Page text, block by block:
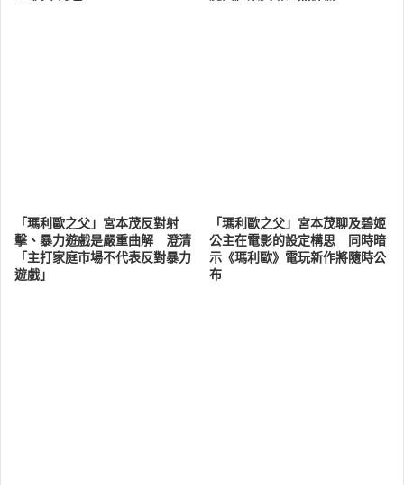
「瑪利歐之父」宮本茂反對射
擊、暴力遊戲是嚴重曲解 澄清
「主打家庭市場不代表反對暴力
遊戲」
「瑪利歐之父」宮本茂聊及碧姬
公主在電影的設定構思 同時暗
示《瑪利歐》電玩新作將隨時公
布